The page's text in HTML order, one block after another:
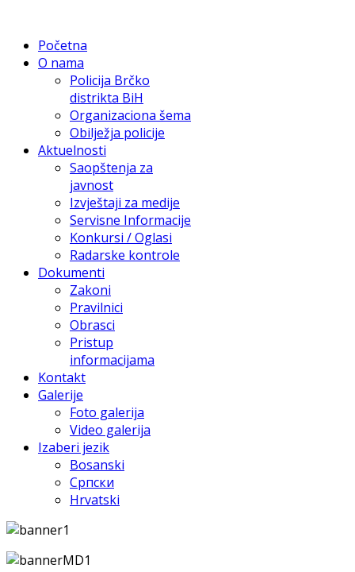
Početna
O nama
Policija Brčko
distrikta BiH
Organizaciona šema
Obilježja policije
Aktuelnosti
Saopštenja za
javnost
Izvještaji za medije
Servisne Informacije
Konkursi / Oglasi
Radarske kontrole
Dokumenti
Zakoni
Pravilnici
Obrasci
Pristup
informacijama
Kontakt
Galerije
Foto galerija
Video galerija
Izaberi jezik
Bosanski
Српски
Hrvatski